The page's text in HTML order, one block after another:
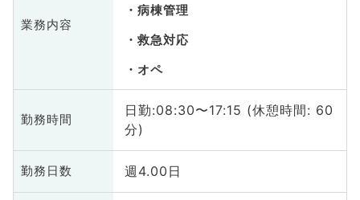
業務内容
病棟管理
救急対応
オペ
勤務時間
日勤:08:30〜17:15 (休憩時間: 60
分)
勤務日数 週4.00日